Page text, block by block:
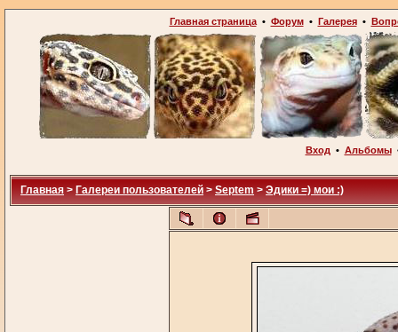
Главная страница• Форум• Галерея•
Вход • Альбомы
Главная > Галереи пользователей > Septem > Эдики =) мои :)